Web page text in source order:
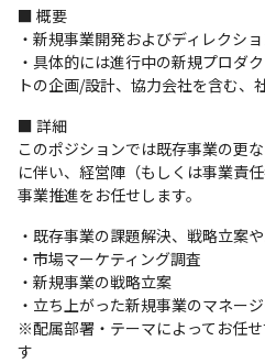
■ 概要
・新規事業開発およびディレクシ
・具体的には進行中の新規プロダ
トの企画/設計、協力会社を含む、
■ 詳細
このポジションでは既存事業の更
に伴い、経営陣（もしくは事業責
事業推進をお任せします。
・既存事業の課題解決、戦略立案
・市場マーケティング調査
・新規事業の戦略立案
・立ち上がった新規事業のマネー
※配属部署・テーマによってお任
す